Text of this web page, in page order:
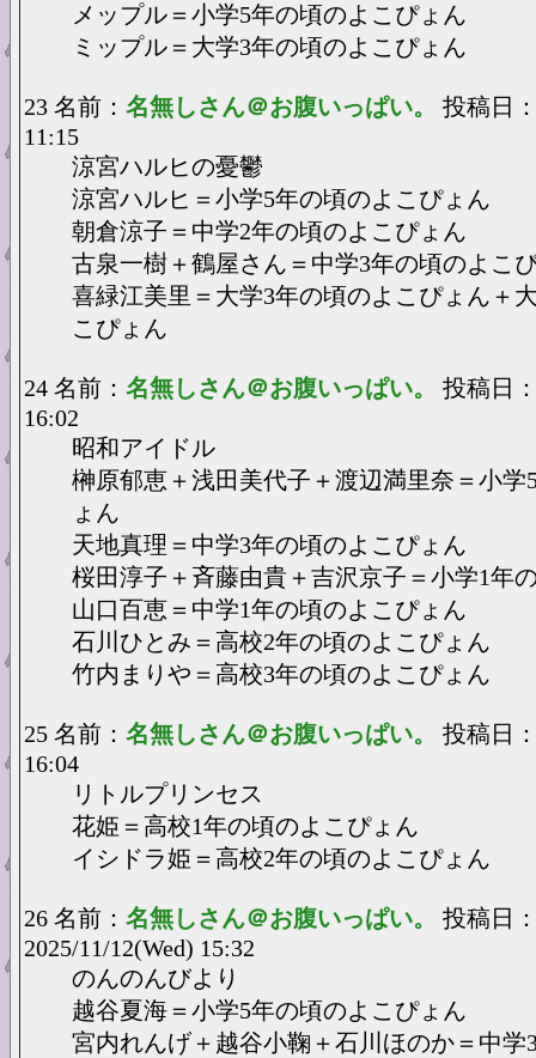
メップル＝小学5年の頃のよこぴょん
ミップル＝大学3年の頃のよこぴょん
23 名前： 名無しさん＠お腹いっぱい。 投稿日
11:15
涼宮ハルヒの憂鬱
涼宮ハルヒ＝小学5年の頃のよこぴょん
朝倉涼子＝中学2年の頃のよこぴょん
古泉一樹＋鶴屋さん＝中学3年の頃のよこ
喜緑江美里＝大学3年の頃のよこぴょん＋
こぴょん
24 名前： 名無しさん＠お腹いっぱい。 投稿日
16:02
昭和アイドル
榊原郁恵＋浅田美代子＋渡辺満里奈＝小学
ょん
天地真理＝中学3年の頃のよこぴょん
桜田淳子＋斉藤由貴＋吉沢京子＝小学1年
山口百恵＝中学1年の頃のよこぴょん
石川ひとみ＝高校2年の頃のよこぴょん
竹内まりや＝高校3年の頃のよこぴょん
25 名前： 名無しさん＠お腹いっぱい。 投稿日
16:04
リトルプリンセス
花姫＝高校1年の頃のよこぴょん
イシドラ姫＝高校2年の頃のよこぴょん
26 名前： 名無しさん＠お腹いっぱい。 投稿日
2025/11/12(Wed) 15:32
のんのんびより
越谷夏海＝小学5年の頃のよこぴょん
宮内れんげ＋越谷小鞠＋石川ほのか＝中学